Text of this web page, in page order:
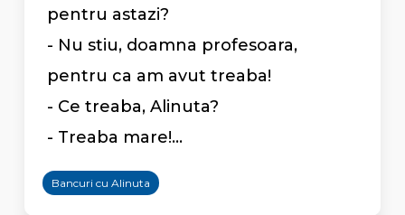
pentru astazi?
- Nu stiu, doamna profesoara,
pentru ca am avut treaba!
- Ce treaba, Alinuta?
- Treaba mare!...
Bancuri cu Alinuta